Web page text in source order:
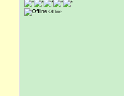
Offline